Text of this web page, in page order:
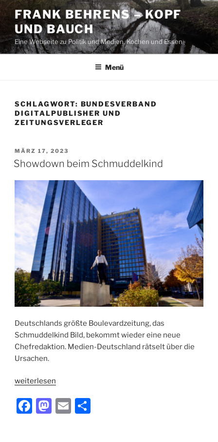
Zum
Inhalt
springen
FRANK BEHRENS – KOPF
UND BAUCH
Eine Webseite zu Politik und Medien, Kochen und Essen
Menü
SCHLAGWORT: BUNDESVERBAND
DIGITALPUBLISHER UND
ZEITUNGSVERLEGER
VERÖFFENTLICHT
AM
MÄRZ 17, 2023
Showdown beim Schmuddelkind
Deutschlands größte Boulevardzeitung, das
Schmuddelkind Bild, bekommt wieder eine neue
Chefredaktion. Medien-Deutschland rätselt über die
Ursachen.
„Showdown
Schmuddelkind“
weiterlesen
F
M E